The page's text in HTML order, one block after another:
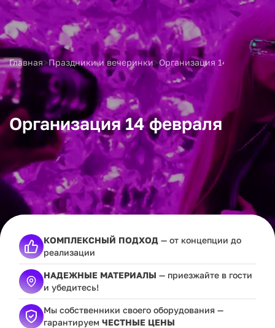
Главная>Праздники и вечеринки>Организация 14 февраля
Организация 14 февраля
КОМПЛЕКСНЫЙ ПОДХОД — от концепции до
реализации
НАДЕЖНЫЕ МАТЕРИАЛЫ — приезжайте в гости
и убедитесь!
Мы собственники своего оборудования —
гарантируем ЧЕСТНЫЕ ЦЕНЫ